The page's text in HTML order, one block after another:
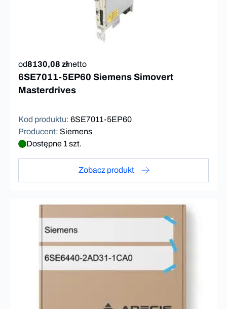
od8130,08 złnetto
6SE7011-5EP60 Siemens Simovert
Masterdrives
Kod produktu: 6SE7011-5EP60
Producent: Siemens
Dostępne 1 szt.
Zobacz produkt